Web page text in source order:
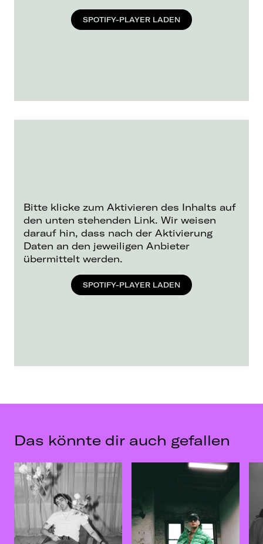
SPOTIFY-PLAYER LADEN
Bitte klicke zum Aktivieren des Inhalts auf
den unten stehenden Link. Wir weisen
darauf hin, dass nach der Aktivierung
Daten an den jeweiligen Anbieter
übermittelt werden.
SPOTIFY-PLAYER LADEN
Das könnte dir auch gefallen